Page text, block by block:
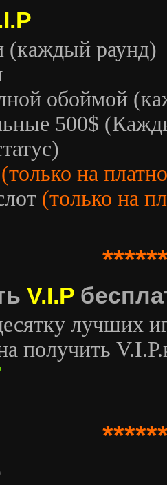
(каждый раунд)
обоймой
500$
(только на
(только на
V.I.P
лучших
получить